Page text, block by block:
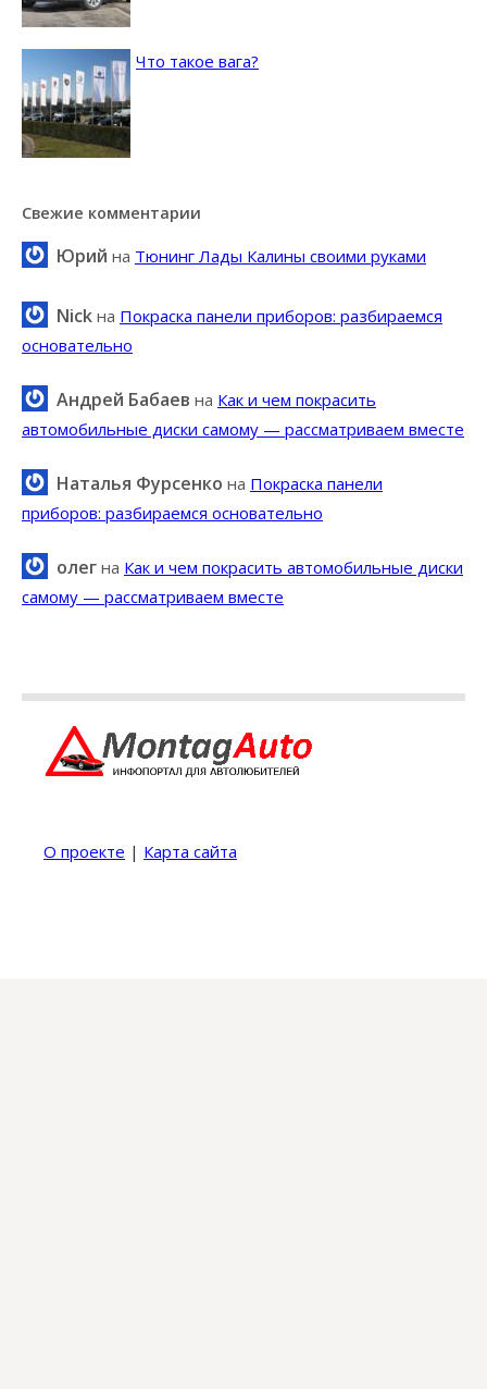
Что такое вага?
Свежие комментарии
Юрий на Тюнинг Лады Калины своими руками
Nick на Покраска панели приборов: разбираемся
основательно
Андрей Бабаев на Как и чем покрасить
автомобильные диски самому — рассматриваем вместе
Наталья Фурсенко на Покраска панели
приборов: разбираемся основательно
олег на Как и чем покрасить автомобильные диски
самому — рассматриваем вместе
О проекте | Карта сайта